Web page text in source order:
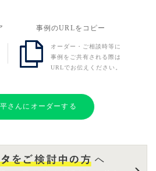
事例のURLをコピー
オーダー・ご相談時等に
事例をご共有される際は
URLでお伝えください。
さんにオーダーする